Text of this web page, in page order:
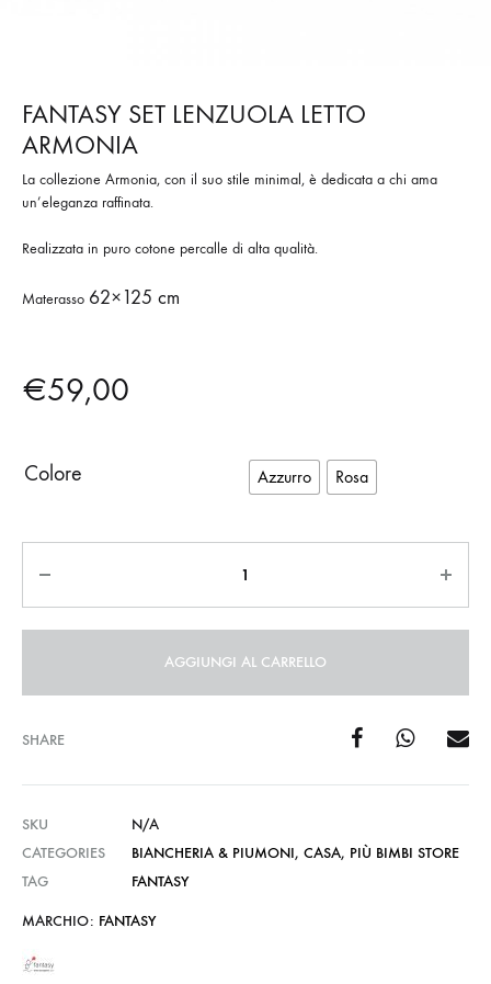
FANTASY SET LENZUOLA LETTO
ARMONIA
La collezione Armonia, con il suo stile minimal, è dedicata a chi ama
un’eleganza raffinata.
Realizzata in puro cotone percalle di alta qualità.
Materasso 62×125 cm
€59,00
Colore Azzurro Rosa
AGGIUNGI AL CARRELLO
SHARE
SKU
N/A
CATEGORIES
BIANCHERIA & PIUMONI, CASA, PIÙ BIMBI STORE
TAG
FANTASY
MARCHIO: FANTASY